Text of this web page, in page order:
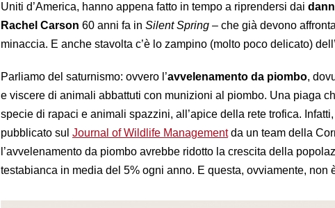
Uniti d’America, hanno appena fatto in tempo a riprendersi dai
Rachel Carson 60 anni fa in Silent Spring – che già devono
minaccia. E anche stavolta c’è lo zampino (molto poco delicato)
Parliamo del saturnismo: ovvero l’avvelenamento da piombo,
e viscere di animali abbattuti con munizioni al piombo. Una piaga
specie di rapaci e animali spazzini, all’apice della rete trofica.
pubblicato sul Journal of Wildlife Managementda un team della
l’avvelenamento da piombo avrebbe ridotto la crescita della
testabianca in media del 5% ogni anno. E questa, ovviamente, non